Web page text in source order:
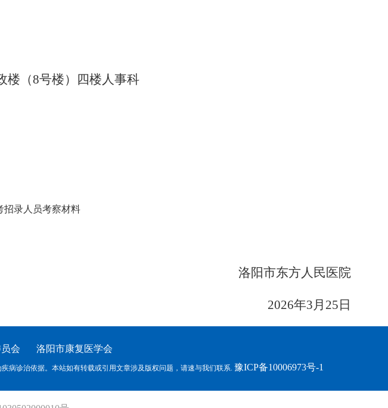
（8号楼） 四楼人事科
招录人员考察材料
洛阳市东方人民医院
2026年3月25日
会 洛阳市康复医学会
病诊治依据。本站如有转载或引用文章涉及版权问题，请速与我们联系. 豫ICP备10006973号-1